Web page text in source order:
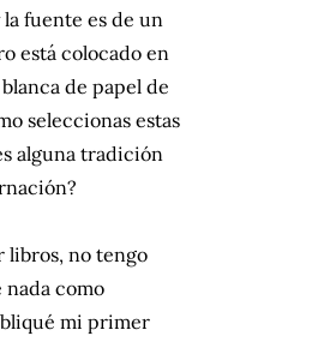
fuente es de un
está colocado en
de papel de
seleccionas estas
alguna tradición
libros, no tengo
como
mi primer